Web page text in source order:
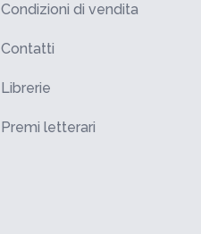
Condizioni di vendita
Contatti
Librerie
Premi letterari